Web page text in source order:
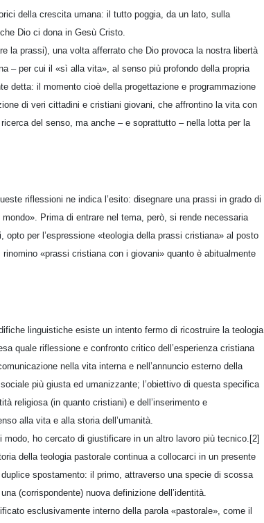
della crescita umana: il tutto poggia, da un lato, sulla
Dio ci dona in Gesù Cristo.
la prassi), una volta afferrato che Dio provoca la nostra libertà
– per cui il «sì alla vita», al senso più profondo della propria
detta: il momento cioè della progettazione e programmazione
di veri cittadini e cristiani giovani, che affrontino la vita con
del senso, ma anche – e soprattutto – nella lotta per la
riflessioni ne indica l’esito: disegnare una prassi in grado di
Prima di entrare nel tema, però, si rende necessaria
per l’espressione «teologia della prassi cristiana» al posto
«prassi cristiana con i giovani» quanto è abitualmente
linguistiche esiste un intento fermo di ricostruire la teologia
quale riflessione e confronto critico dell’esperienza cristiana
nella vita interna e nell’annuncio esterno della
più giusta ed umanizzante; l’obiettivo di questa specifica
religiosa (in quanto cristiani) e dell’inserimento e
alla vita e alla storia dell’umanità.
ho cercato di giustificare in un altro lavoro più tecnico.[2]
della teologia pastorale continua a collocarci in un presente
spostamento: il primo, attraverso una specie di scossa
(corrispondente) nuova definizione dell’identità.
esclusivamente interno della parola «pastorale», come il